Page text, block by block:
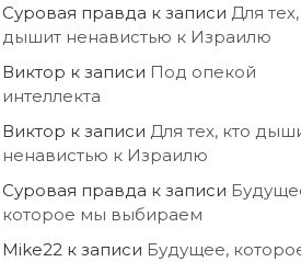
Суровая правда к записи Для
дышит ненавистью к Израилю
Виктор к записи Под опекой
интеллекта
Виктор к записи Для тех, кто
ненавистью к Израилю
Суровая правда к записи
которое мы выбираем
Mike22 к записи Будущее,